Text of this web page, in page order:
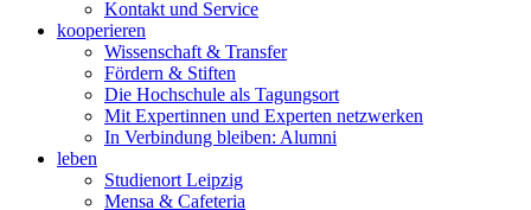
Kontakt und Service
kooperieren
Wissenschaft & Transfer
Fördern & Stiften
Die Hochschule als Tagungsort
Mit Expertinnen und Experten netzwerken
In Verbindung bleiben: Alumni
leben
Studienort Leipzig
Mensa & Cafeteria